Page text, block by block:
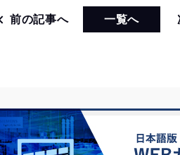
前の記事へ 一覧へ